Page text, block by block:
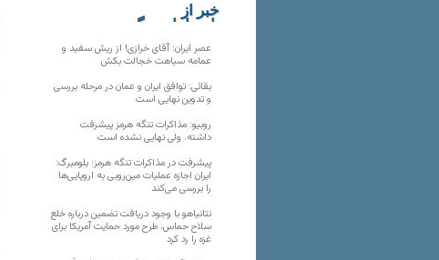
خبر از
تارنماهای دیگر
عصر ایران: آقای خرازی! از ریش سفید و
عمامه سیاهت خجالت بکش
بقائی: توافق ایران و عمان در مرحله بررسی
و تدوین نهایی است
روبیو: مذاکرات تنگه هرمز پیشرفت
داشته، ولی نهایی نشده است
پیشرفت در مذاکرات تنگه هرمز؛ بلومبرگ:
ایران اجازه عملیات مین‌روبی به اروپایی‌ها
را بررسی می‌کند
نتانیاهو با وجود دریافت تضمین درباره خلع
سلاح حماس، طرح مورد حمایت آمریکا برای
غزه را رد کرد